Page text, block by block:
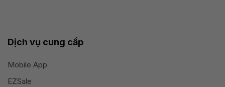
Dịch vụ cung cấp
Mobile App
EZSale